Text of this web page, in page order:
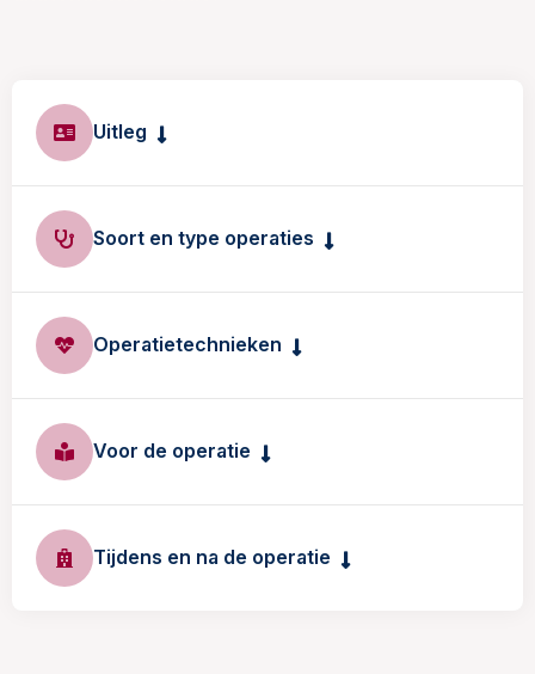
Uitleg
Soort en type operaties
Operatietechnieken
Voor de operatie
Tijdens en na de operatie